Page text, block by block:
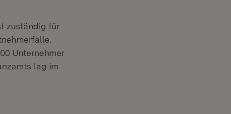
zuständig für
Unternehmer
lag im